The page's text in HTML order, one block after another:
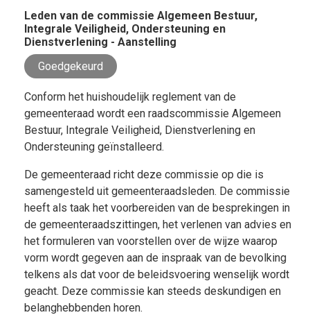
Leden van de commissie Algemeen Bestuur,
Integrale Veiligheid, Ondersteuning en
Dienstverlening - Aanstelling
Goedgekeurd
Conform het huishoudelijk reglement van de
gemeenteraad wordt een raadscommissie Algemeen
Bestuur, Integrale Veiligheid, Dienstverlening en
Ondersteuning geïnstalleerd.
De gemeenteraad richt deze commissie op die is
samengesteld uit gemeenteraadsleden. De commissie
heeft als taak het voorbereiden van de besprekingen in
de gemeenteraadszittingen, het verlenen van advies en
het formuleren van voorstellen over de wijze waarop
vorm wordt gegeven aan de inspraak van de bevolking
telkens als dat voor de beleidsvoering wenselijk wordt
geacht. Deze commissie kan steeds deskundigen en
belanghebbenden horen.